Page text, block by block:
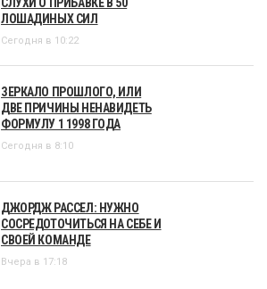
ЛОШАДИНЫХ СИЛ
Сегодня в 10:22
ЗЕРКАЛО ПРОШЛОГО, ИЛИ
ДВЕ ПРИЧИНЫ НЕНАВИДЕТЬ
ФОРМУЛУ 1 1998 ГОДА
Сегодня в 8:10
ДЖОРДЖ РАССЕЛ: НУЖНО
СОСРЕДОТОЧИТЬСЯ НА СЕБЕ И
СВОЕЙ КОМАНДЕ
Вчера в 17:18